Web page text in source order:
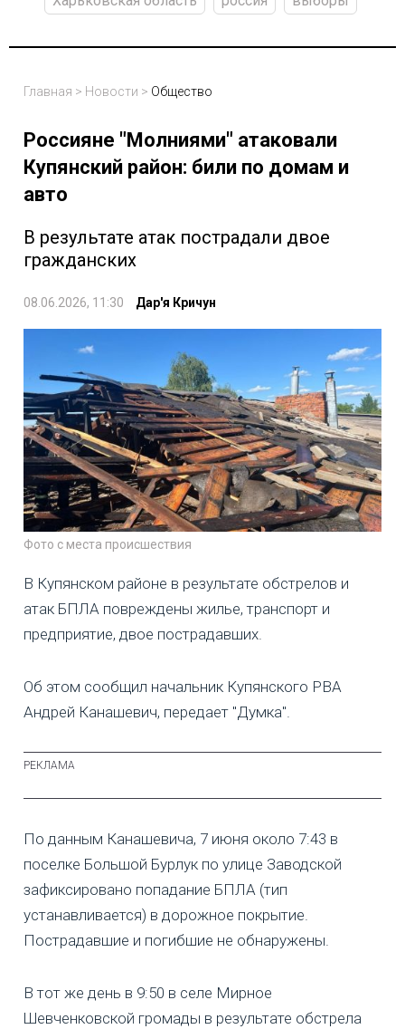
Главная > Новости > Общество
Россияне "Молниями" атаковали
Купянский район: били по домам и
авто
В результате атак пострадали двое
гражданских
08.06.2026, 11:30 Дар'я Кричун
Фото с места происшествия
В Купянском районе в результате обстрелов и
атак БПЛА повреждены жилье, транспорт и
предприятие, двое пострадавших.
Об этом сообщил начальник Купянского РВА
Андрей Канашевич, передает "Думка".
По данным Канашевича, 7 июня около 7:43 в
поселке Большой Бурлук по улице Заводской
зафиксировано попадание БПЛА (тип
устанавливается) в дорожное покрытие.
Пострадавшие и погибшие не обнаружены.
В тот же день в 9:50 в селе Мирное
Шевченковской громады в результате обстрела